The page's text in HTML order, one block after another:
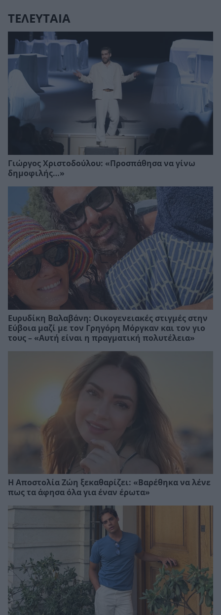
ΤΕΛΕΥΤΑΙΑ
Γιώργος Χριστοδούλου: «Προσπάθησα να γίνω
δημοφιλής…»
Ευρυδίκη Βαλαβάνη: Οικογενειακές στιγμές στην
Εύβοια μαζί με τον Γρηγόρη Μόργκαν και τον γιο
τους – «Αυτή είναι η πραγματική πολυτέλεια»
Η Αποστολία Ζώη ξεκαθαρίζει: «Βαρέθηκα να λένε
πως τα άφησα όλα για έναν έρωτα»